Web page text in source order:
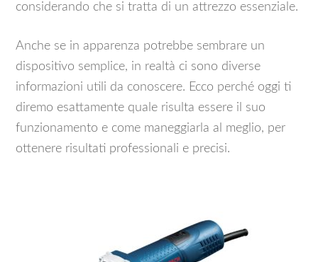
considerando che si tratta di un attrezzo essenziale.
Anche se in apparenza potrebbe sembrare un
dispositivo semplice, in realtà ci sono diverse
informazioni utili da conoscere. Ecco perché oggi ti
diremo esattamente quale risulta essere il suo
funzionamento e come maneggiarla al meglio, per
ottenere risultati professionali e precisi.